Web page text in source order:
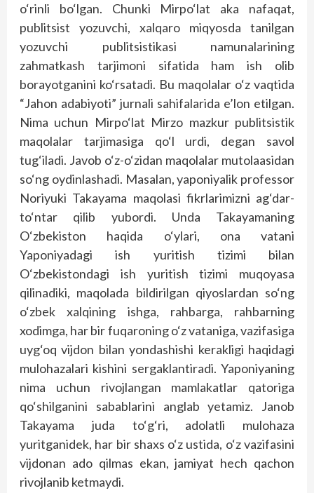
o‘rinli bo‘lgan. Chunki Mirpo‘lat aka nafaqat,
publitsist yozuvchi, xalqaro miqyosda tanilgan
yozuvchi publitsistikasi namunalarining
zahmatkash tarjimoni sifatida ham ish olib
borayotganini ko‘rsatadi. Bu maqolalar o‘z vaqtida
“Jahon adabiyoti” jurnali sahifalarida e’lon etilgan.
Nima uchun Mirpo‘lat Mirzo mazkur publitsistik
maqolalar tarjimasiga qo‘l urdi, degan savol
tug‘iladi. Javob o‘z-o‘zidan maqolalar mutolaasidan
so‘ng oydinlashadi. Masalan, yaponiyalik professor
Noriyuki Takayama maqolasi fikrlarimizni ag‘dar-
to‘ntar qilib yubordi. Unda Takayamaning
O‘zbekiston haqida o‘ylari, ona vatani
Yaponiyadagi ish yuritish tizimi bilan
O‘zbekistondagi ish yuritish tizimi muqoyasa
qilinadiki, maqolada bildirilgan qiyoslardan so‘ng
o‘zbek xalqining ishga, rahbarga, rahbarning
xodimga, har bir fuqaroning o‘z vataniga, vazifasiga
uyg‘oq vijdon bilan yondashishi kerakligi haqidagi
mulohazalari kishini sergaklantiradi. Yaponiyaning
nima uchun rivojlangan mamlakatlar qatoriga
qo‘shilganini sabablarini anglab yetamiz. Janob
Takayama juda to‘g‘ri, adolatli mulohaza
yuritganidek, har bir shaxs o‘z ustida, o‘z vazifasini
vijdonan ado qilmas ekan, jamiyat hech qachon
rivojlanib ketmaydi.